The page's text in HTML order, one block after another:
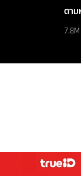
ตาม
7.8M